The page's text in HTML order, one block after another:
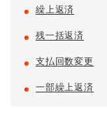
繰上返済
残一括返済
支払回数変更
一部繰上返済